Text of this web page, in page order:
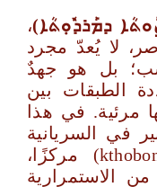
ܕܡܰܪܕܽܘܼܬܳܐ)،
لا يُعدّ مجرد
بل هو جهدٌ
الطبقات بين
مرئية. في هذا
في السريانية
الكلاسيكية (kthobonoyo / guşmo) مركزًا،
الاستمرارية